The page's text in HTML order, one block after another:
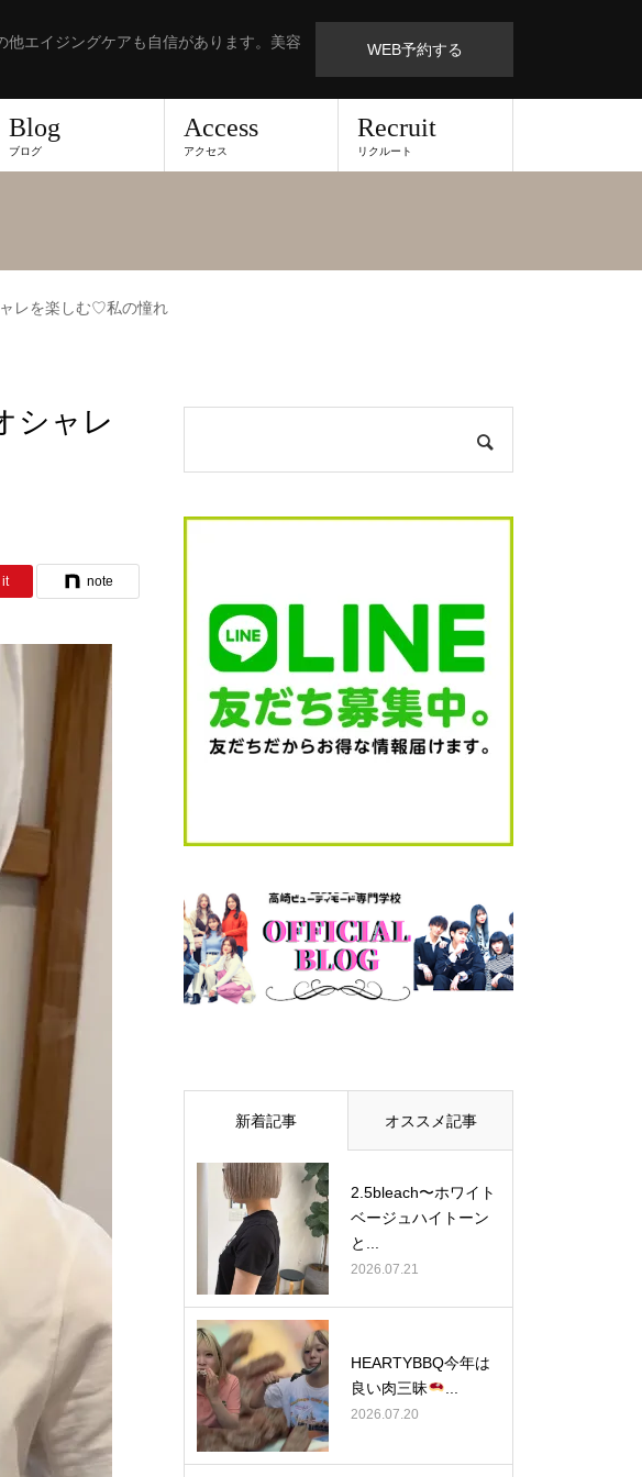
エイジングケアも自信があります。美容
WEB予約する
Blog
ブログ
Access
アクセス
Recruit
リクルート
レを楽しむ♡私の憧れ
シャレ
it note
新着記事 オススメ記事
2.5bleach〜ホワイト
ベージュ⁡ハイトーン
と...
2026.07.21
HEARTYBBQ今年は
良い肉三昧
2026.07.20